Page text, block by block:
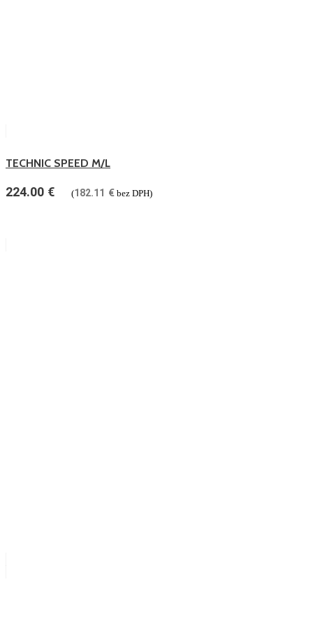
TECHNIC SPEED M/L
224.00 € (182.11 € bez DPH)